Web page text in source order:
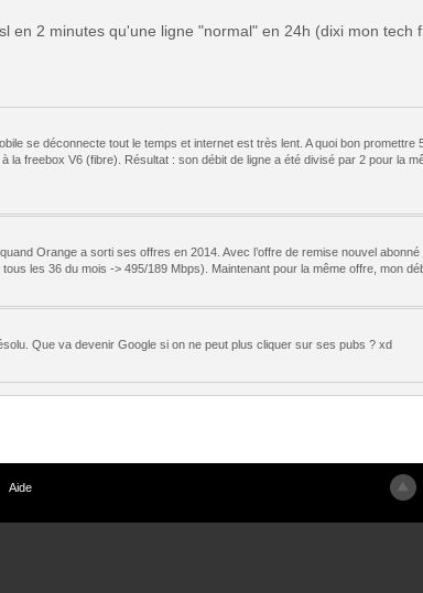
en 2 minutes qu'une ligne "normal" en 24h (dixi mon tech
se déconnecte tout le temps et internet est très lent. A quoi bon
la freebox V6 (fibre). Résultat : son débit de ligne a été divisé par 2 pour la
Orange a sorti ses offres en 2014. Avec l’offre de remise nouvel
les 36 du mois -> 495/189 Mbps). Maintenant pour la même offre, mon
Que va devenir Google si on ne peut plus cliquer sur ses pubs ? xd
Aide